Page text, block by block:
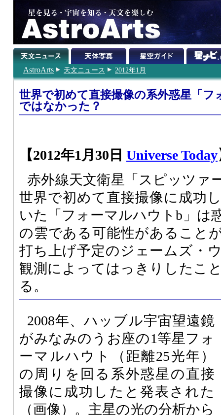
AstroArts 天文ニュース 2012年1月
世界で初めて直接撮像の系外惑星「
ではなかった？
【2012年1月30日 Universe Today
赤外線天文衛星「スピッツァ
世界で初めて直接撮像に成功
いた「フォーマルハウトb」は
の雲である可能性があること
打ち上げ予定のジェームズ・
観測によってはっきりしたこ
る。
2008年、ハッブル宇宙望遠鏡
がみなみのうお座の1等星フォ
ーマルハウト（距離25光年）
の周りを回る系外惑星の直接
撮像に成功したと発表された
（画像）。主星の光の分析から